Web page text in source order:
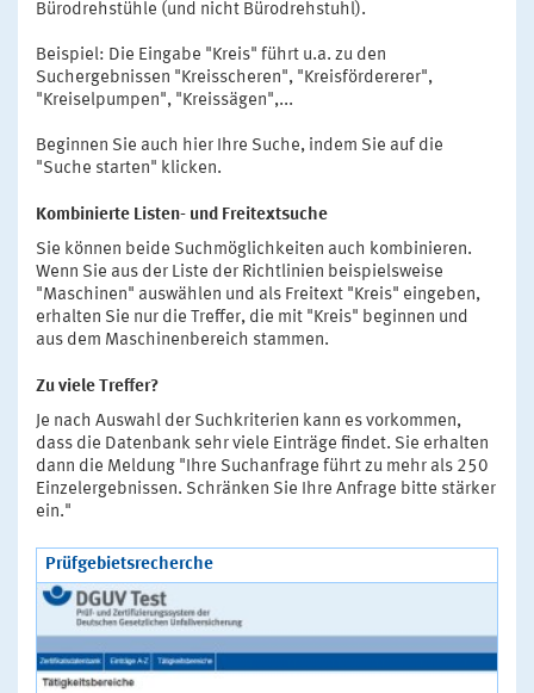
Bürodrehstühle (und nicht Bürodrehstuhl).
Beispiel: Die Eingabe "Kreis" führt u.a. zu den
Suchergebnissen "Kreisscheren", "Kreisfördererer",
"Kreiselpumpen", "Kreissägen",...
Beginnen Sie auch hier Ihre Suche, indem Sie auf die
"Suche starten" klicken.
Kombinierte Listen- und Freitextsuche
Sie können beide Suchmöglichkeiten auch kombinieren.
Wenn Sie aus der Liste der Richtlinien beispielsweise
"Maschinen" auswählen und als Freitext "Kreis" eingeben,
erhalten Sie nur die Treffer, die mit "Kreis" beginnen und
aus dem Maschinenbereich stammen.
Zu viele Treffer?
Je nach Auswahl der Suchkriterien kann es vorkommen,
dass die Datenbank sehr viele Einträge findet. Sie erhalten
dann die Meldung "Ihre Suchanfrage führt zu mehr als 250
Einzelergebnissen. Schränken Sie Ihre Anfrage bitte stärker
ein."
Prüfgebietsrecherche